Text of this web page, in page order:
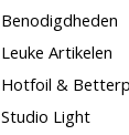
Benodigdheden
Leuke Artikelen
Hotfoil &
Studio Light